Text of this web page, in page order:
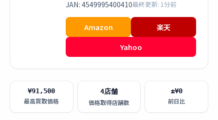
JAN: 4549995400410最終更新: 1分前
Amazon
楽天
Yahoo
¥91,500
最高買取価格
4店舗
価格取得店舗数
±¥0
前日比